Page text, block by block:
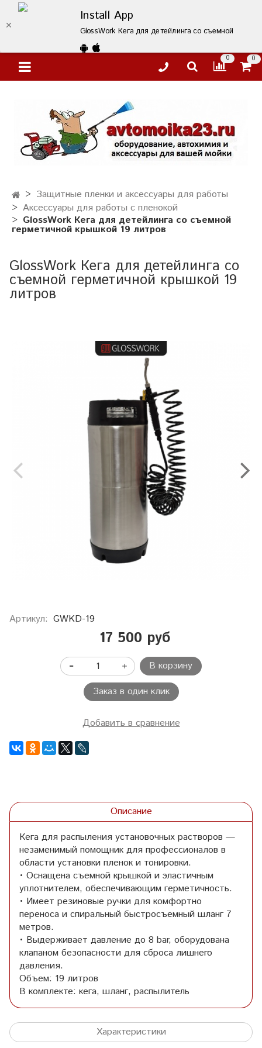
Install App
GlossWork Кега для детейлинга со съемной
0 0
Защитные пленки и аксессуары для работы
Аксессуары для работы с пленокой
GlossWork Кега для детейлинга со съемной
герметичной крышкой 19 литров
GlossWork Кега для детейлинга со
съемной герметичной крышкой 19
литров
Артикул: GWKD-19
17 500 руб
В корзину
Заказ в один клик
Добавить в сравнение
Описание
Кега для распыления установочных растворов —
незаменимый помощник для профессионалов в
области установки пленок и тонировки.
• Оснащена съемной крышкой и эластичным
уплотнителем, обеспечивающим герметичность.
• Имеет резиновые ручки для комфортно
переноса и спиральный быстросъемный шланг 7
метров.
• Выдерживает давление до 8 bar, оборудована
клапаном безопасности для сброса лишнего
давления.
Объем: 19 литров
В комплекте: кега, шланг, распылитель
Характеристики